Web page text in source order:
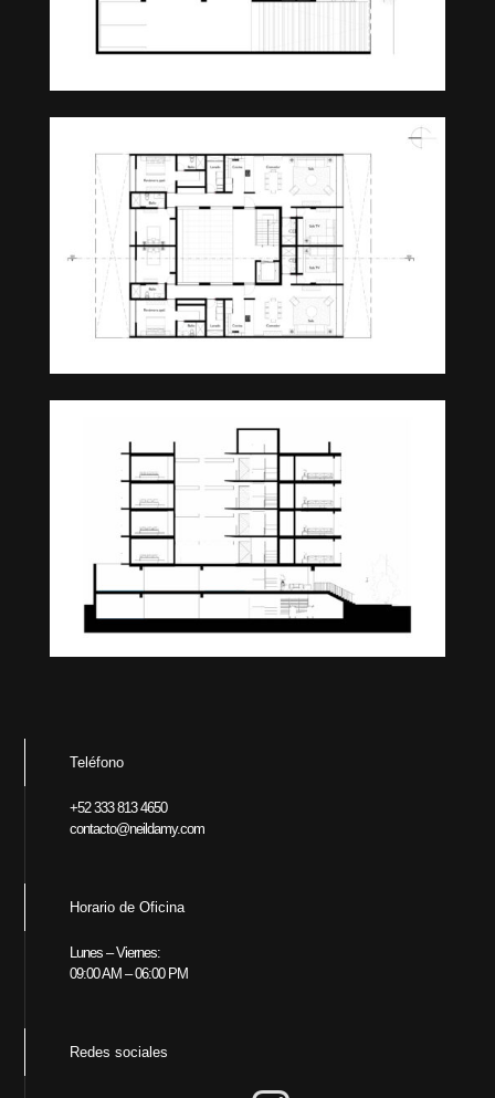
Teléfono
+52 333 813 4650
contacto@neildamy.com
Horario de Oficina
Lunes – Viernes:
09:00 AM – 06:00 PM
Redes sociales